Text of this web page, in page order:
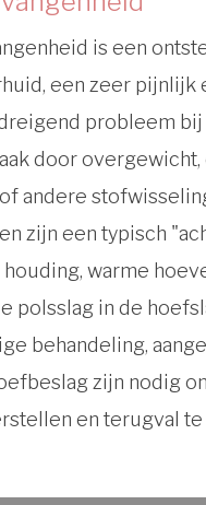
is een
een zeer pijnlijk
probleem bij
door
andere
zijn een typisch
warme
polsslag in de
behandeling,
zijn nodig
en terugval